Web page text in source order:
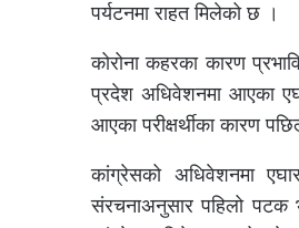
पर्यटनमा राहत मिलेको छ ।
कोरोना कहरका कारण
प्रदेश अधिवेशनमा आएका
आएका परीक्षर्थीका कारण
कांग्रेसको अधिवेशनमा
संरचनाअनुसार पहिलो पटक